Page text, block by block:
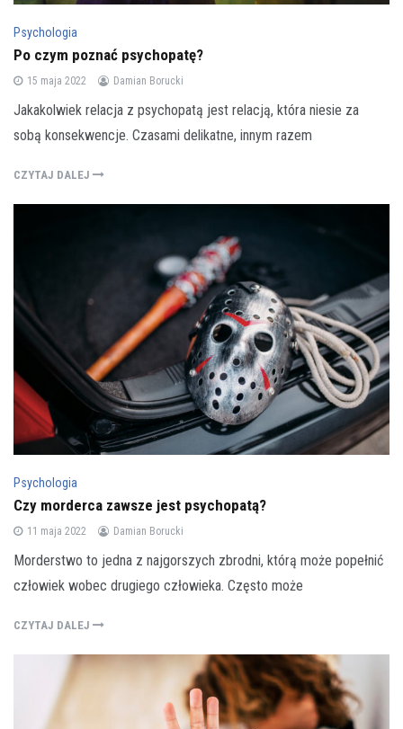
Psychologia
Po czym poznać psychopatę?
15 maja 2022 Damian Borucki
Jakakolwiek relacja z psychopatą jest relacją, która niesie za
sobą konsekwencje. Czasami delikatne, innym razem
CZYTAJ DALEJ
Psychologia
Czy morderca zawsze jest psychopatą?
11 maja 2022 Damian Borucki
Morderstwo to jedna z najgorszych zbrodni, którą może popełnić
człowiek wobec drugiego człowieka. Często może
CZYTAJ DALEJ